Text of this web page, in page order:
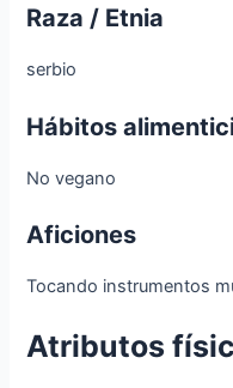
Raza / Etnia
serbio
Hábitos
No vegano
Aficiones
Tocando instrumentos
Atributos